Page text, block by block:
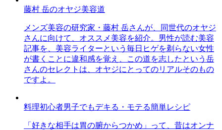
藤村 岳のオヤジ美容道
メンズ美容の研究家・藤村 岳さんが、同世代のオヤジ
さんに向けて、オススメ美容を紹介。男性が読む美容
記事を、美容ライターという毎日ヒゲを剃らない女性
が書くことに違和感を覚え、この道を志したという岳
さんのセレクトは、オヤジにとってのリアルそのもの
ですよ。
料理初心者男子でもデキる・モテる簡単レシピ
「好きな相手は胃の腑からつかめ」って、昔はオンナ